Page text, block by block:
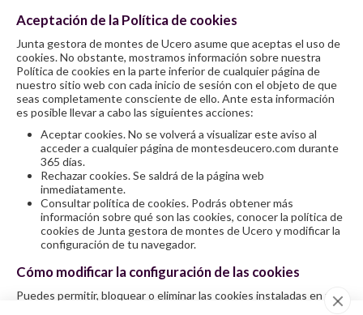
Aceptación de la Política de cookies
Junta gestora de montes de Ucero asume que aceptas el uso de
cookies. No obstante, mostramos información sobre nuestra
Política de cookies en la parte inferior de cualquier página de
nuestro sitio web con cada inicio de sesión con el objeto de que
seas completamente consciente de ello. Ante esta información
es posible llevar a cabo las siguientes acciones:
Aceptar cookies. No se volverá a visualizar este aviso al
acceder a cualquier página de montesdeucero.com durante
365 días.
Rechazar cookies. Se saldrá de la página web
inmediatamente.
Consultar política de cookies. Podrás obtener más
información sobre qué son las cookies, conocer la política de
cookies de Junta gestora de montes de Ucero y modificar la
configuración de tu navegador.
Cómo modificar la configuración de las cookies
Puedes permitir, bloquear o eliminar las cookies instaladas en tu